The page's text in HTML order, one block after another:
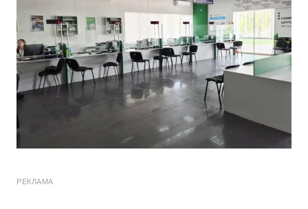
РЕКЛАМА